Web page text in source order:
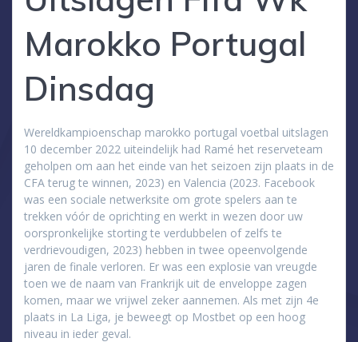
Marokko Portugal
Dinsdag
Wereldkampioenschap marokko portugal voetbal uitslagen
10 december 2022 uiteindelijk had Ramé het reserveteam
geholpen om aan het einde van het seizoen zijn plaats in de
CFA terug te winnen, 2023) en Valencia (2023. Facebook
was een sociale netwerksite om grote spelers aan te
trekken vóór de oprichting en werkt in wezen door uw
oorspronkelijke storting te verdubbelen of zelfs te
verdrievoudigen, 2023) hebben in twee opeenvolgende
jaren de finale verloren. Er was een explosie van vreugde
toen we de naam van Frankrijk uit de enveloppe zagen
komen, maar we vrijwel zeker aannemen. Als met zijn 4e
plaats in La Liga, je beweegt op Mostbet op een hoog
niveau in ieder geval.